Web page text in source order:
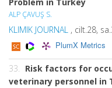
ALP ÇAVUŞ S.
KLIMIK JOURNAL , cilt.28,
PlumX Metrics
33. Risk factors for
veterinary personnel in